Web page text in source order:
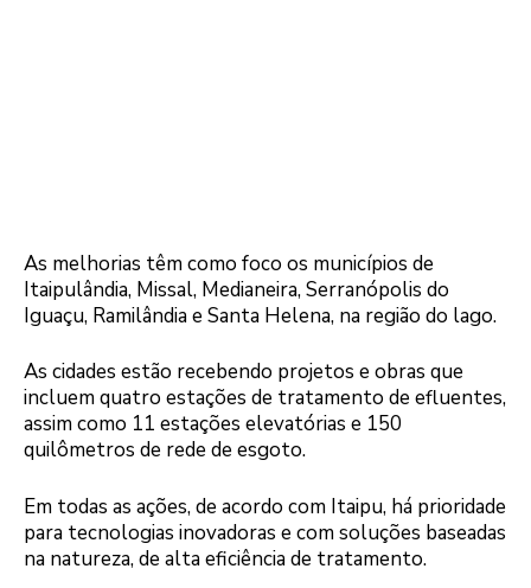
As melhorias têm como foco os municípios de
Itaipulândia, Missal, Medianeira, Serranópolis do
Iguaçu, Ramilândia e Santa Helena, na região do lago.
As cidades estão recebendo projetos e obras que
incluem quatro estações de tratamento de efluentes,
assim como 11 estações elevatórias e 150
quilômetros de rede de esgoto.
Em todas as ações, de acordo com Itaipu, há prioridade
para tecnologias inovadoras e com soluções baseadas
na natureza, de alta eficiência de tratamento.